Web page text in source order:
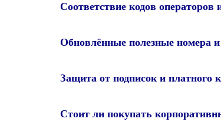
Соответствие кодов операторов
Обновлённые полезные номера
Защита от подписок и платного
Стоит ли покупать